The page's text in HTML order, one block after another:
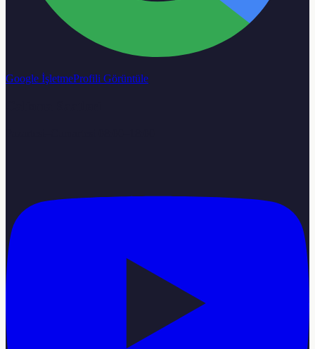
Google İşletmeProfili Görüntüle